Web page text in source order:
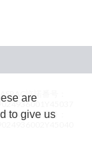
許諾番号：
許諾番号：
are
to give us